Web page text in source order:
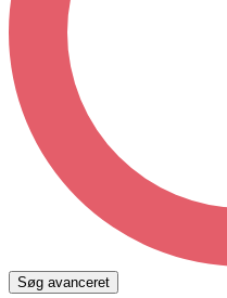
Søg avanceret